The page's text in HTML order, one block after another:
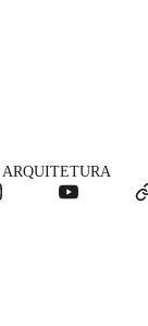
ARQUITETURA